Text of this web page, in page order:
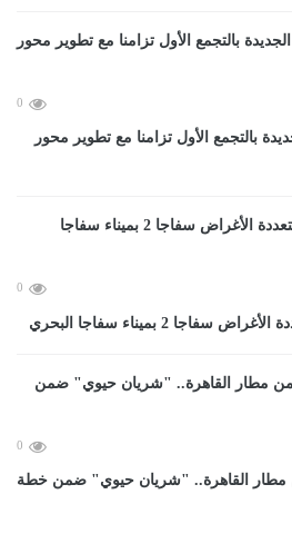
0
بالتجمع الأول تزامنا مع تطوير محور
0
2 بميناء سفاجا البحري
0
مطار القاهرة.. "شريان حيوي" ضمن خطة